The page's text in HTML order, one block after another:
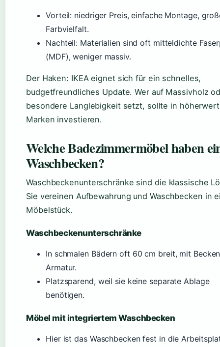
Vorteil: niedriger Preis, einfache Montage,
Farbvielfalt.
Nachteil: Materialien sind oft mitteldichte
(MDF), weniger massiv.
Der Haken: IKEA eignet sich für ein schnelles,
budgetfreundliches Update. Wer auf Massivholz
besondere Langlebigkeit setzt, sollte in
Marken investieren.
Welche Badezimmermöbel haben
Waschbecken?
Waschbeckenunterschränke sind die klassische
Sie vereinen Aufbewahrung und Waschbecken in
Möbelstück.
Waschbeckenunterschränke
In schmalen Bädern oft 60 cm breit, mit
Armatur.
Platzsparend, weil sie keine separate Ablage
benötigen.
Möbel mit integriertem Waschbecken
Hier ist das Waschbecken fest in die